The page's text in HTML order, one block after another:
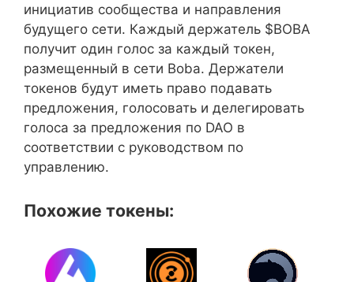
инициатив сообщества и направления
будущего сети. Каждый держатель $BOBA
получит один голос за каждый токен,
размещенный в сети Boba. Держатели
токенов будут иметь право подавать
предложения, голосовать и делегировать
голоса за предложения по DAO в
соответствии с руководством по
управлению.
Похожие токены: